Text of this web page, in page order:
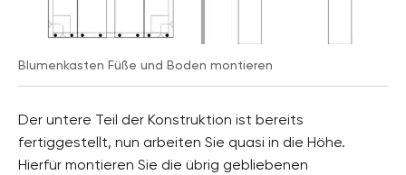
Blumenkasten Füße und Boden montieren
Der untere Teil der Konstruktion ist bereits
fertiggestellt, nun arbeiten Sie quasi in die Höhe.
Hierfür montieren Sie die übrig gebliebenen